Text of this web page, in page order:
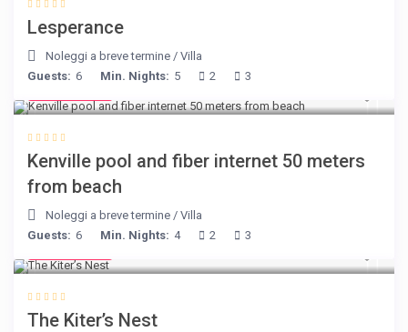
Lesperance
Noleggi a breve termine /Villa
Guests: 6 Min. Nights: 5 2 3
Kenville pool and fiber internet 50 meters
from beach
Noleggi a breve termine /Villa
Guests: 6 Min. Nights: 4 2 3
The Kiter’s Nest